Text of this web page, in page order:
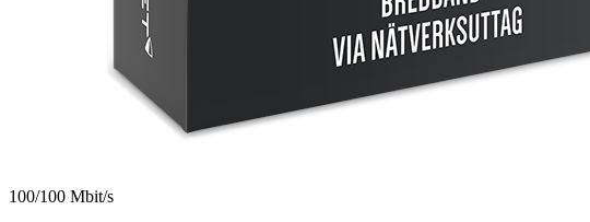
100/100 Mbit/s